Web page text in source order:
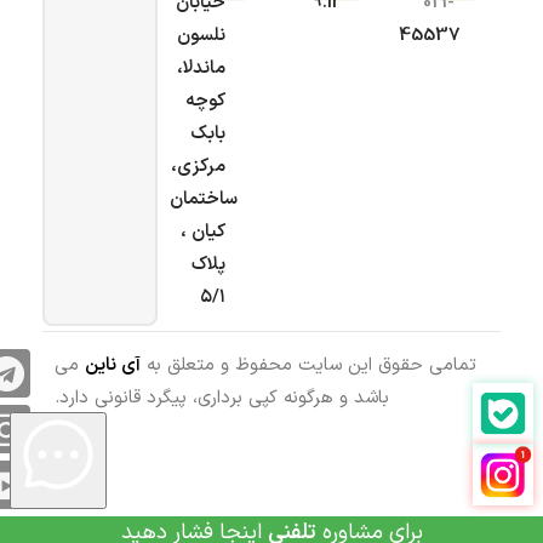
45537
نلسون
ماندلا،
کوچه
بابک
مرکزی،
ساختمان
کیان ،
پلاک
۵/۱
تمامی حقوق این سایت محفوظ و متعلق به آی ناین می
باشد و هرگونه کپی برداری، پیگرد قانونی دارد.
برای مشاوره تلفنی اینجا فشار دهید